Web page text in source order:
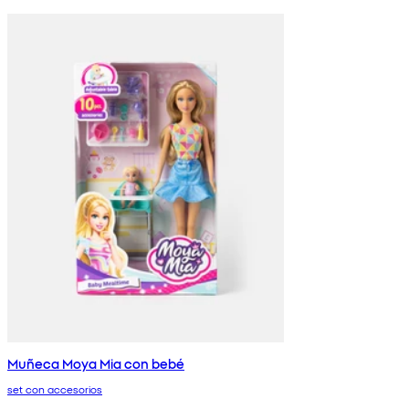
Muñeca Moya Mia con bebé
set con accesorios